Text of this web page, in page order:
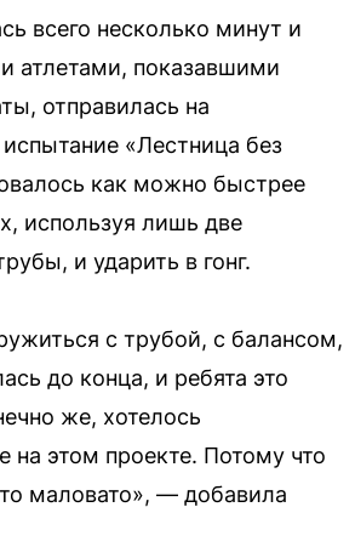
всего несколько минут и
атлетами, показавшими
отправилась на
«Лестница без
как можно быстрее
используя лишь две
и ударить в гонг.
с трубой, с балансом,
до конца, и ребята это
же, хотелось
на этом проекте. Потому что
маловато», — добавила